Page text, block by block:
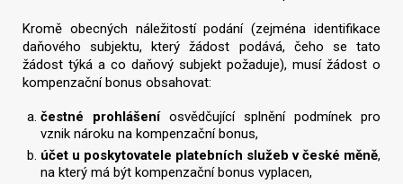
Kromě obecných náležitostí podání (zejména identifikace
daňového subjektu, který žádost podává, čeho se tato
žádost týká a co daňový subjekt požaduje), musí žádost o
kompenzační bonus obsahovat:
čestné prohlášení osvědčující splnění podmínek pro
vznik nároku na kompenzační bonus,
účet u poskytovatele platebních služeb v české měně,
na který má být kompenzační bonus vyplacen,